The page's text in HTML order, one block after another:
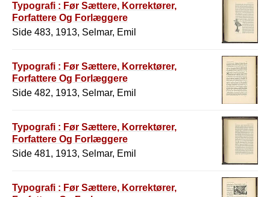
Typografi : Før Sættere, Korrektører,
Forfattere Og Forlæggere
Side 483, 1913, Selmar, Emil
Typografi : Før Sættere, Korrektører,
Forfattere Og Forlæggere
Side 482, 1913, Selmar, Emil
Typografi : Før Sættere, Korrektører,
Forfattere Og Forlæggere
Side 481, 1913, Selmar, Emil
Typografi : Før Sættere, Korrektører,